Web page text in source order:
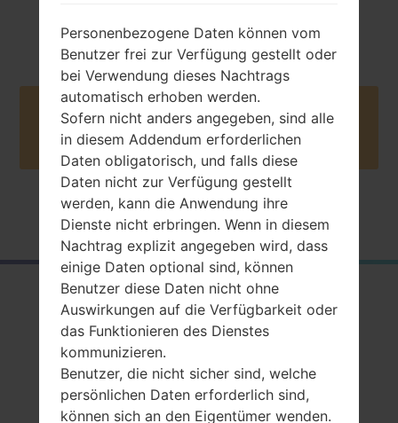
Buy accessories on Amazon
Startseite Serie → Ultra S → SamsungGT-S7350
RückblickSamsung
GT-S7350Ultra S
Personenbezogene Daten können vom
Benutzer frei zur Verfügung gestellt oder
bei Verwendung dieses Nachtrags
automatisch erhoben werden.
Sofern nicht anders angegeben, sind alle
in diesem Addendum erforderlichen
Daten obligatorisch, und falls diese
Daten nicht zur Verfügung gestellt
werden, kann die Anwendung ihre
Dienste nicht erbringen. Wenn in diesem
Nachtrag explizit angegeben wird, dass
einige Daten optional sind, können
Benutzer diese Daten nicht ohne
Auswirkungen auf die Verfügbarkeit oder
das Funktionieren des Dienstes
kommunizieren.
Benutzer, die nicht sicher sind, welche
persönlichen Daten erforderlich sind,
können sich an den Eigentümer wenden.